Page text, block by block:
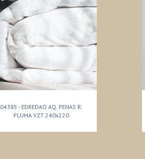
04385 - EDREDAO AQ. PENAS R.
PLUMA VZT 240x220